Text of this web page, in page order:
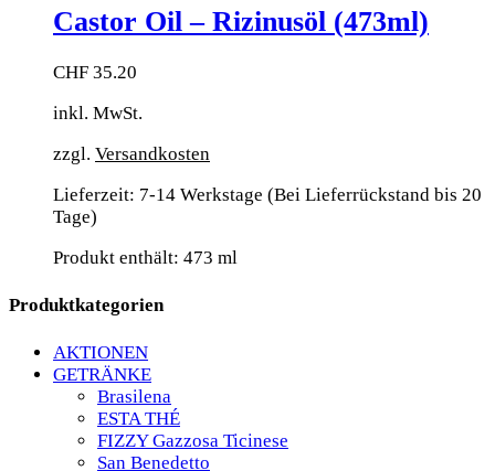
Castor Oil – Rizinusöl (473ml)
CHF 35.20
inkl. MwSt.
zzgl. Versandkosten
Lieferzeit: 7-14 Werkstage (Bei Lieferrückstand bis 20
Tage)
Produkt enthält: 473 ml
Produktkategorien
AKTIONEN
GETRÄNKE
Brasilena
ESTA THÉ
FIZZY Gazzosa Ticinese
San Benedetto